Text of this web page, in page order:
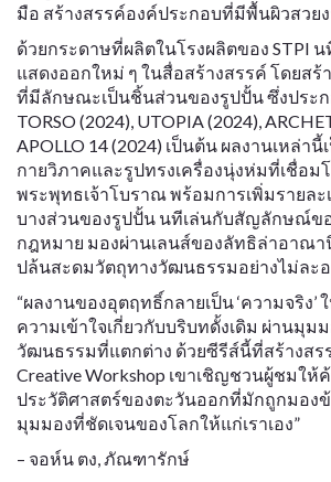
มือ สร้างสรรค์องค์ประกอบที่มีพื้นผิวสวย
ด้วยกระดาษที่ผลิตในโรงผลิตของ STPI
แสดงออกใหม่ ๆ ในสื่อสร้างสรรค์ โดยส
ที่มีลักษณะเป็นชิ้นส่วนของรูปปั้น ซึ่งประก
TORSO (2024), UTOPIA (2024),
APOLLO 14 (2024) เป็นต้น ผลงานเหล่านี้
กายวิภาคและรูปทรงเครื่องนุ่งห่มที่เชื่อม
พระพุทธเจ้าโบราณ พร้อมการเพิ่มรายล
บางส่วนของรูปปั้น นทีเล่นกับสัญลักษณ์ข
กฎหมาย มองผ่านเลนส์ของลัทธิล่าอาณ
ปล้นสะดมวัตถุทางวัฒนธรรมอย่างไม่ละ
“ผลงานของอุตฤทธิ์กลายเป็น ‘ความจริง’
ความเข้าใจเกี่ยวกับบริบทดั้งเดิม ผ่านมุม
วัฒนธรรมที่แตกต่าง ด้วยซีรีส์นี้ที่สร้างสร
Creative Workshop เขาเชิญชวนผู้ชมให้
ประวัติศาสตร์ของตะวันออกที่มักถูกมองข้
มุมมองที่ชัดเจนของโลกให้แก่เราเอง”
– จอห์น ตง, ภัณฑารักษ์